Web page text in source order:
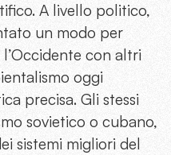
A livello politico,
un modo per
con altri
oggi
precisa. Gli stessi
sovietico o cubano,
sistemi migliori del